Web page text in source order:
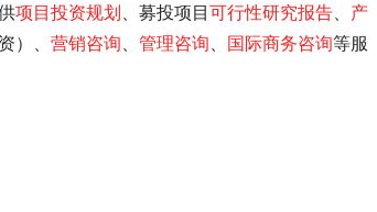
项目投资规划、募投项目可行性研究报告、 产
）、 营销咨询、 管理咨询、 国际商务咨询等服